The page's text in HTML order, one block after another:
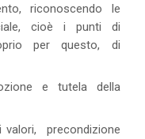
riconoscendo le
cioè i punti di
per questo, di
e tutela della
valori, precondizione